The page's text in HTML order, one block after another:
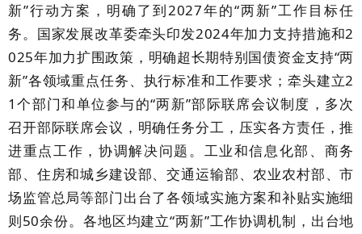
新”行动方案，明确了到2027年的“两新”工作目标任
务。国家发展改革委牵头印发2024年加力支持措施和2
025年加力扩围政策，明确超长期特别国债资金支持“两
新”各领域重点任务、执行标准和工作要求；牵头建立2
1 个部门和单位参与的“两新”部际联席会议制度，多次
召开部际联席会议，明确任务分工，压实各方责任，推
进重点工作，协调解决问题。工业和信息化部、商务
部、住房和城乡建设部、交通运输部、农业农村部、市
场监管总局等部门出台了各领域实施方案和补贴实施细
则50余份。各地区均建立“两新”工作协调机制，出台地